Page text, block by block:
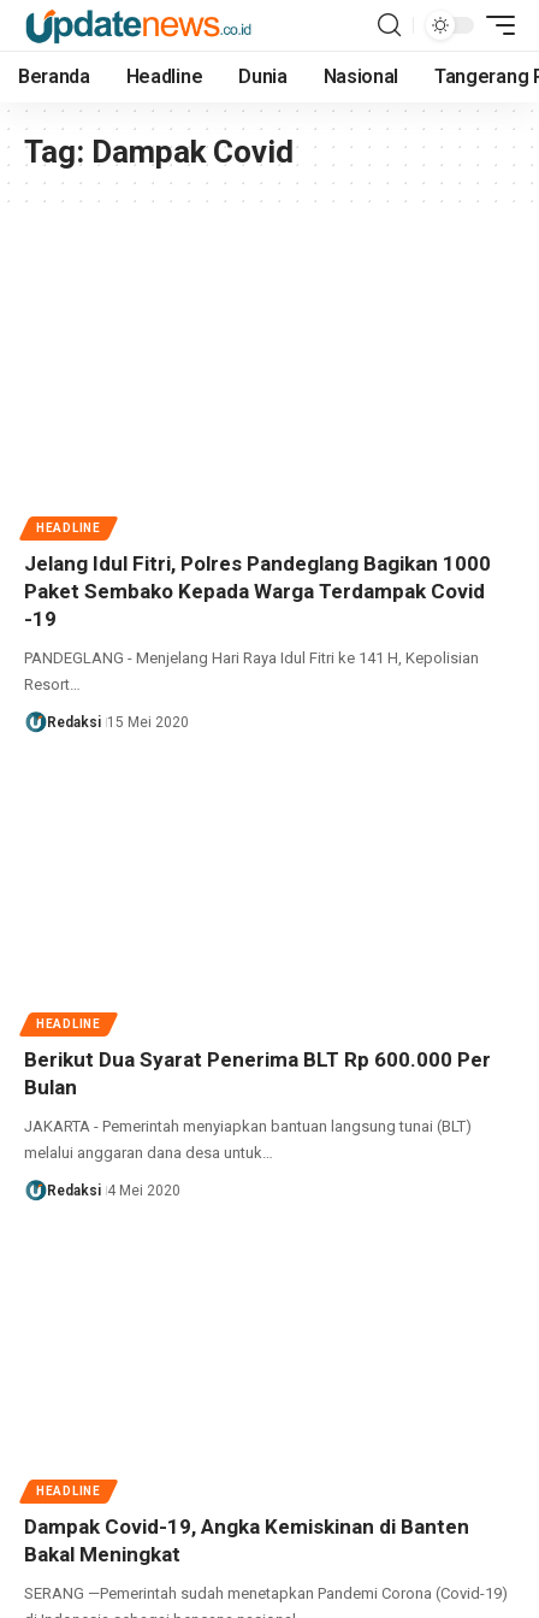
Beranda Headline Dunia Nasional Tangerang
Tag: Dampak Covid
HEADLINE
Jelang Idul Fitri, Polres Pandeglang Bagikan 1000
Paket Sembako Kepada Warga Terdampak Covid
-19
PANDEGLANG - Menjelang Hari Raya Idul Fitri ke 141 H, Kepolisian
Resort…
Redaksi 15 Mei 2020
HEADLINE
Berikut Dua Syarat Penerima BLT Rp 600.000 Per
Bulan
JAKARTA - Pemerintah menyiapkan bantuan langsung tunai (BLT)
melalui anggaran dana desa untuk…
Redaksi 4 Mei 2020
HEADLINE
Dampak Covid-19, Angka Kemiskinan di Banten
Bakal Meningkat
SERANG —Pemerintah sudah menetapkan Pandemi Corona (Covid-19)